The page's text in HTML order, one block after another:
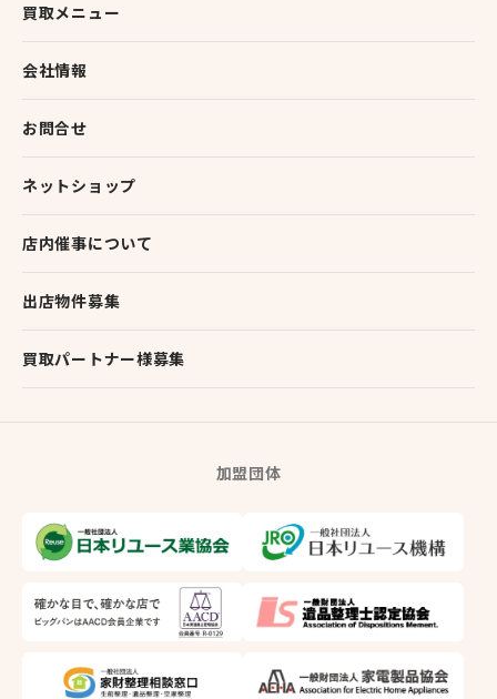
買取メニュー
会社情報
お問合せ
ネットショップ
店内催事について
出店物件募集
買取パートナー様募集
加盟団体